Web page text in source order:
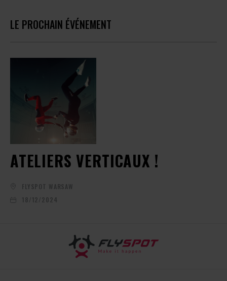
LE PROCHAIN ÉVÉNEMENT
ATELIERS VERTICAUX !
FLYSPOT WARSAW
18/12/2024